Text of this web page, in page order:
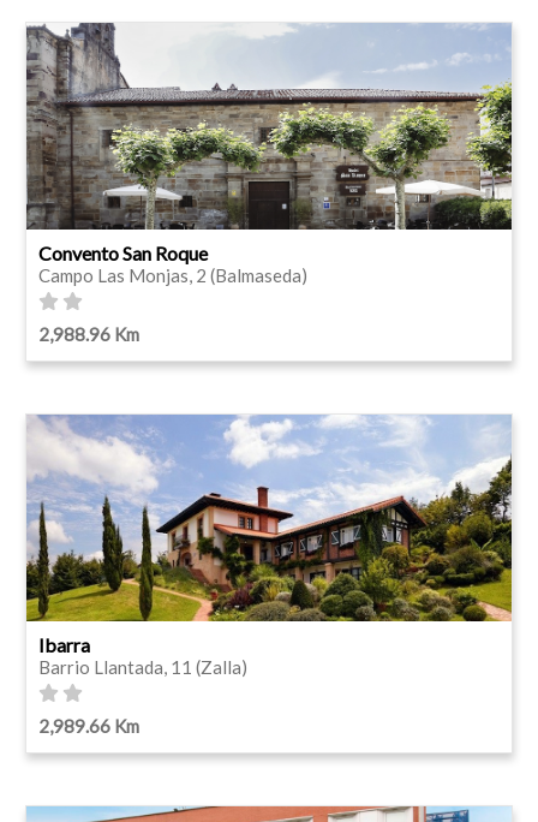
Convento San Roque
Campo Las Monjas, 2 (Balmaseda)
2,988.96 Km
Ibarra
Barrio Llantada, 11 (Zalla)
2,989.66 Km